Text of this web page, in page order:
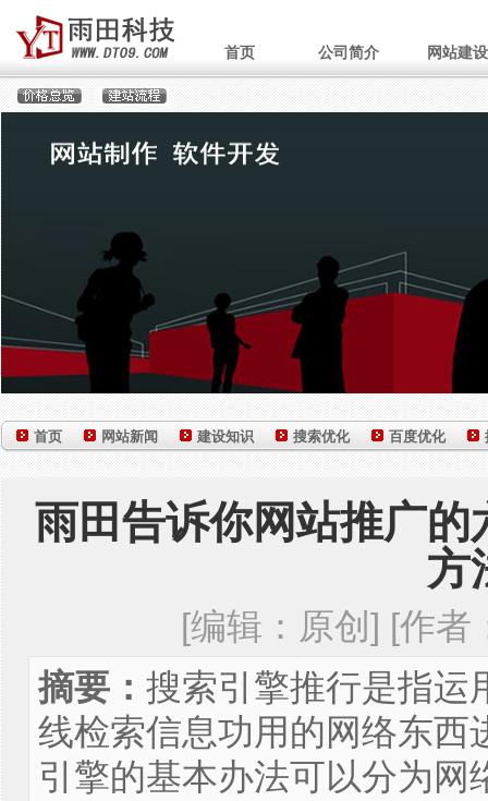
首页 公司简介 网站建设
首页 网站新闻 建设知识 搜索优化 百度优化
雨田告诉你网站推广
方
[编辑：原创] [作者
摘要： 搜索引擎推行是指运
线检索信息功用的网络东西
引擎的基本办法可以分为网